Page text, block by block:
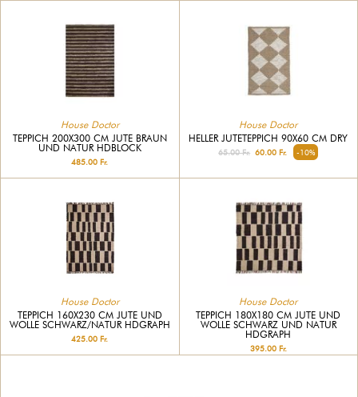
House Doctor
TEPPICH 200X300 CM JUTE BRAUN
UND NATUR HDBLOCK
485.00 Fr.
House Doctor
HELLER JUTETEPPICH 90X60 CM DRY
65.00 Fr. 60.00 Fr. -10%
House Doctor
TEPPICH 160X230 CM JUTE UND
WOLLE SCHWARZ/NATUR HDGRAPH
425.00 Fr.
House Doctor
TEPPICH 180X180 CM JUTE UND
WOLLE SCHWARZ UND NATUR
HDGRAPH
395.00 Fr.